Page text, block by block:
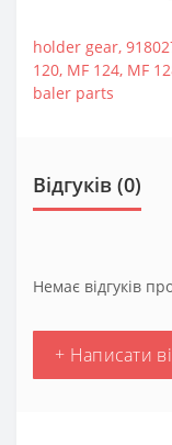
holder gear,
120, MF 124, MF
baler parts
Відгуків (0)
Немає відгуків
+ Написати